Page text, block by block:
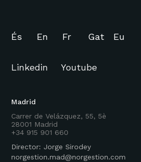
Madrid
Carrer de Velázquez, 55, 5è
28001 Madrid
+34 915 901 660
Director: Jorge Sirodey
norgestion.mad@norgestion.com
És En Fr Gat Eu
Linkedin Youtube